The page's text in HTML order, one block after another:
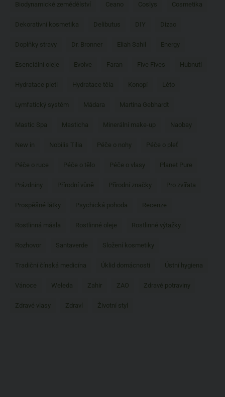
Biodynamické zemědělství Ceano Coslys Cosmetika
Dekorativní kosmetika Delibutus DIY Dizao
Doplňky stravy Dr. Bronner Eliah Sahil Energy
Esenciální oleje Evolve Faran Five Fives Hubnutí
Hydratace pleti Hydratace těla Konopí Léto
Lymfatický systém Mádara Martina Gebhardt
Mastic Spa Masticha Minerální make-up Naobay
New in Nobilis Tilia Péče o nohy Péče o pleť
Péče o ruce Péče o tělo Péče o vlasy Planet Pure
Prázdniny Přírodní vůně Přírodní značky Pro zvířata
Prospěšné látky Psychická pohoda Recenze
Rostlinná másla Rostlinné oleje Rostlinné výtažky
Rozhovor Santaverde Složení kosmetiky
Tradiční čínská medicína Úklid domácnosti Ústní hygiena
Vánoce Weleda Zahir ZAO Zdravé potraviny
Zdravé vlasy Zdraví Životní styl